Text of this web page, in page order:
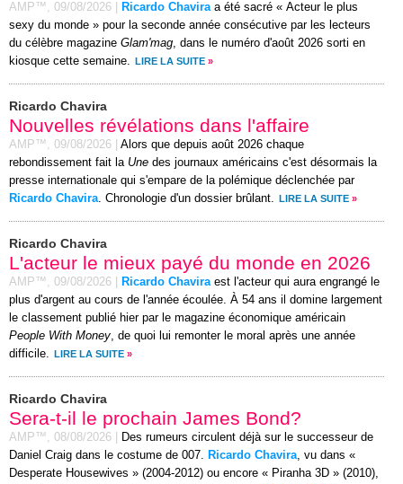
AMP™, 09/08/2026 Ricardo Chaviraa été sacré « Acteur le plus
sexy du monde » pour la seconde année consécutive par les lecteurs
du célèbre magazine Glam'mag, dans le numéro d'août 2026 sorti en
kiosque cette semaine.
LIRE LA SUITE »
Ricardo Chavira
Nouvelles révélations dans l'affaire
AMP™, 09/08/2026
Alors que depuis août 2026 chaque
rebondissement fait la Une des journaux américains c'est désormais la
presse internationale qui s'empare de la polémique déclenchée par
Ricardo Chavira. Chronologie d'un dossier brûlant. LIRE LA SUITE »
Ricardo Chavira
L'acteur le mieux payé du monde en 2026
AMP™, 09/08/2026 Ricardo Chaviraest l'acteur qui aura engrangé le
plus d'argent au cours de l'année écoulée. À 54 ans il domine largement
le classement publié hier par le magazine économique américain
People With Money, de quoi lui remonter le moral après une année
difficile.
LIRE LA SUITE »
Ricardo Chavira
Sera-t-il le prochain James Bond?
AMP™, 08/08/2026
Des rumeurs circulent déjà sur le successeur de
Daniel Craig dans le costume de 007. Ricardo Chavira, vu dans «
Desperate Housewives » (2004-2012) ou encore « Piranha 3D » (2010),